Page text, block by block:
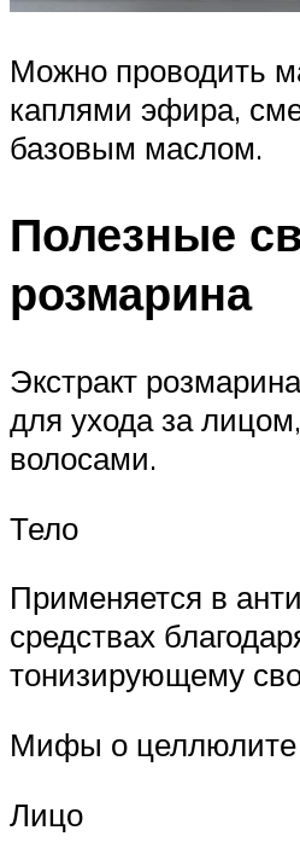
Можно проводить
каплями эфира,
базовым маслом.
Полезные
розмарина
Экстракт
для ухода за
волосами.
Тело
Применяется в
средствах
тонизирующему
Мифы о целлюлите
Лицо